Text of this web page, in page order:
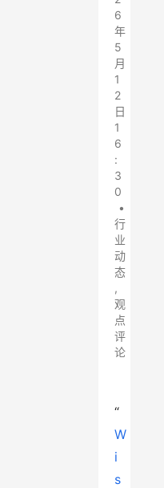
6
年
5
月
1
2
日
1
6
:
3
0
•
行
业
动
态
,
观
点
评
论
“
W
i
s